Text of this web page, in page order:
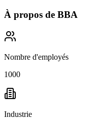
À propos de BBA
Nombre d'employés
1000
Industrie